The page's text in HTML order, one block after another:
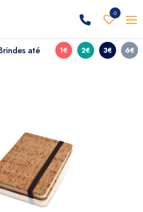
0
até 1€ 2€ 3€ 6€